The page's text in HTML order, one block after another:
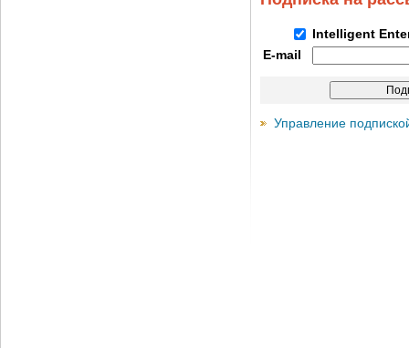
Intelligent
E-mail
Управление